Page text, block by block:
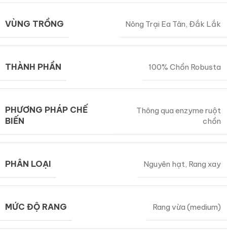
VÙNG TRỒNG Nông Trại Ea Tân, Đắk Lắk
THÀNH PHẦN 100% Chồn Robusta
PHƯƠNG PHÁP CHẾ
BIẾN
Thông qua enzyme ruột
chồn
PHÂN LOẠI Nguyên hạt, Rang xay
MỨC ĐỘ RANG Rang vừa (medium)